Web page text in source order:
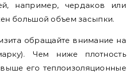
например, чердаков или
большой объем засыпки.
обращайте внимание на
Чем ниже плотность
его теплоизоляционные